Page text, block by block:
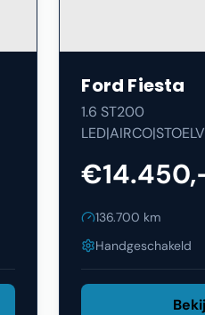
Ford Fiesta
1.6 ST200
136.700 km
Handgeschakeld